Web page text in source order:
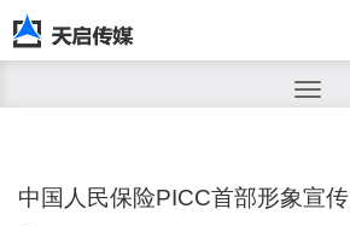
中国人民保险PICC首部形象宣传